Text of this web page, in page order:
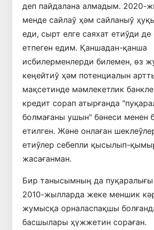
деп пайдалана алмадым. 2020-
менде сайлаў ҳәм сайланыў
еди, сырт елге саяхат етиўди
етпеген едим. Қаншадан-қанша
исбилерменлерди билемен, өз
кеңейтиў ҳәм потенциалын
мақсетинде мәмлекетлик
кредит сорап атырғанда
болмағаны ушын" бәнеси менен
етилген. Және онлаған
етиўлер себепли қысылып-
жасағанман.
Бир танысымның да
2010-жылларда жеке меншик
жумысқа орналаспақшы
басшылары ҳүжжетин сораған.